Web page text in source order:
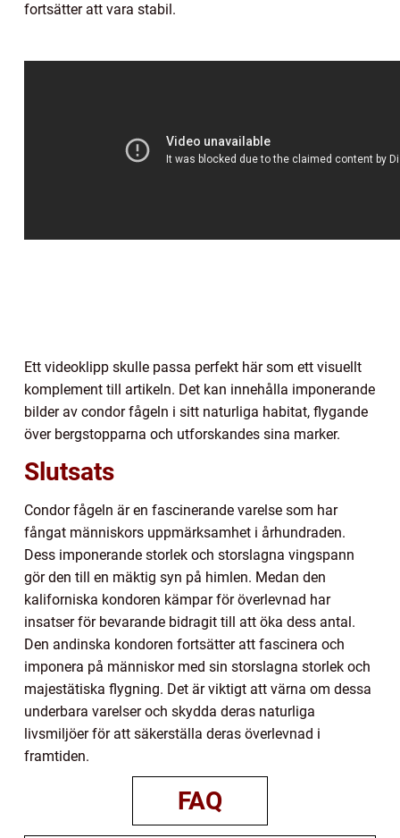
fortsätter att vara stabil.
Ett videoklipp skulle passa perfekt här som ett visuellt
komplement till artikeln. Det kan innehålla imponerande
bilder av condor fågeln i sitt naturliga habitat, flygande
över bergstopparna och utforskandes sina marker.
Slutsats
Condor fågeln är en fascinerande varelse som har
fångat människors uppmärksamhet i århundraden.
Dess imponerande storlek och storslagna vingspann
gör den till en mäktig syn på himlen. Medan den
kaliforniska kondoren kämpar för överlevnad har
insatser för bevarande bidragit till att öka dess antal.
Den andinska kondoren fortsätter att fascinera och
imponera på människor med sin storslagna storlek och
majestätiska flygning. Det är viktigt att värna om dessa
underbara varelser och skydda deras naturliga
livsmiljöer för att säkerställa deras överlevnad i
framtiden.
FAQ